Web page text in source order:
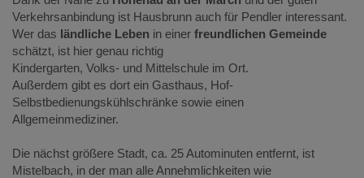
Verkehrsanbindung ist Hausbrunn auch für Pendler interessant.
Wer das ländliche Leben in einer freundlichen Gemeinde
schätzt, ist hier genau richtig
Kindergarten, Volks- und Mittelschule im Ort.
Außerdem gibt es dort ein Gasthaus, Hof-
Selbstbedienungskühlschränke sowie einen
Allgemeinmediziner.
Die nächst größere Stadt, ca. 25 Autominuten entfernt, ist
Mistelbach, in der man alle Annehmlichkeiten wie